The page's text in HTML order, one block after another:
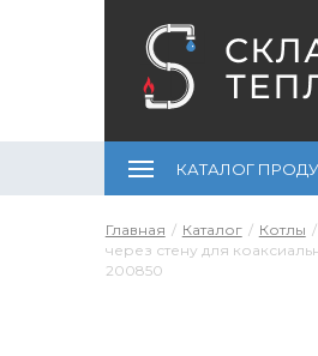
КАТАЛОГ
Главная Каталог Котлы
через стену для
200850